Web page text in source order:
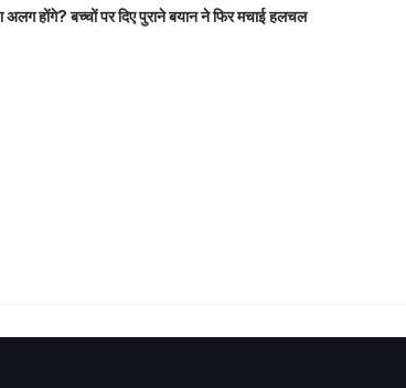
अलग होंगे? बच्चों पर दिए पुराने बयान ने फिर मचाई हलचल